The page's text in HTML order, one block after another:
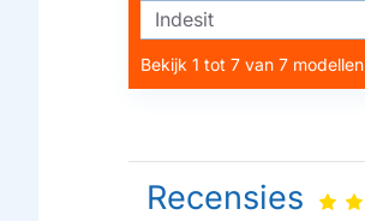
Indesit
Bekijk 1 tot 7 van 7 modellen
Recensies